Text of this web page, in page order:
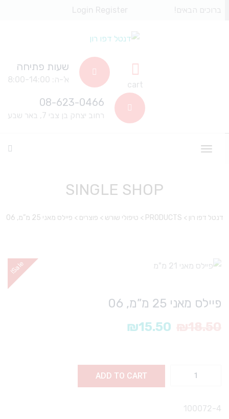
ברוכים הבאים! Login Register
cart
שעות פתיחה
א'-ה: 8:00-14:00
08-623-0466
רחוב יצחק בן צבי 7, באר שבע
SINGLE SHOP
דנטל דפו רון>
PRODUCTS
>טיפולי שורש>פוצרים>פיילס מאני 25 מ”מ, 06
S
a
l
e
!
פיילס מאני 25 מ”מ, 06
₪15.50
ADD TO CART
100072-4